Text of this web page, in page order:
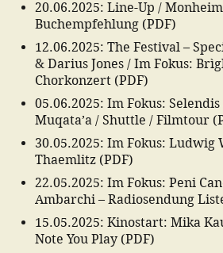
20.06.2025: Line-Up /
Buchempfehlung (PDF)
12.06.2025: The Festival –
& Darius Jones / Im Fokus:
Chorkonzert (PDF)
05.06.2025: Im Fokus: Selendis
Muqata’a / Shuttle / Filmtour (
30.05.2025: Im Fokus: Ludwig
Thaemlitz (PDF)
22.05.2025: Im Fokus: Peni
Ambarchi – Radiosendung
15.05.2025: Kinostart: Mika
Note You Play (PDF)